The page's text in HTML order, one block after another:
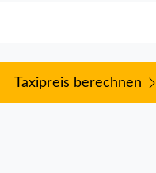
Taxipreis berechnen